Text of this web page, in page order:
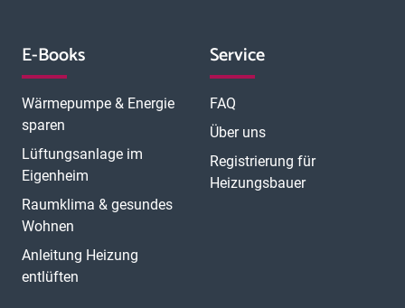
E-Books
Wärmepumpe & Energie
sparen
Lüftungsanlage im
Eigenheim
Raumklima & gesundes
Wohnen
Anleitung Heizung
entlüften
Service
FAQ
Über uns
Registrierung für
Heizungsbauer